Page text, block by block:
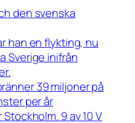
den svenska
han en flykting, nu
Sverige inifrån
39 miljoner på
per år
9 av 10 V